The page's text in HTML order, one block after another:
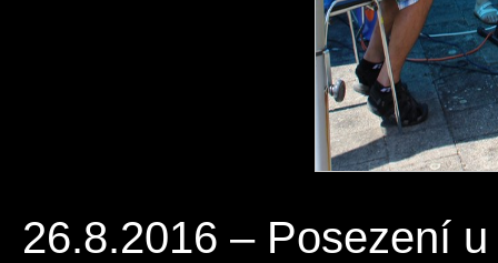
26.8.2016 – Posezení